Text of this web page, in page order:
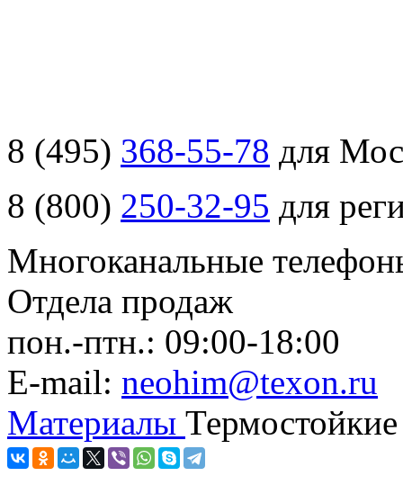
8 (495) 368-55-78 для
8 (800) 250-32-95 для
Многоканальные
Отдела продаж
пон.-птн.: 09:00-18:00
E-mail: neohim@texon.ru
Материалы